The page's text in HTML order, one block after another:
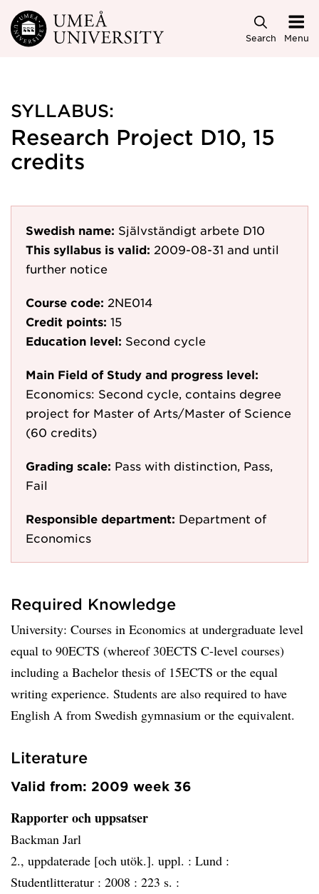
Skip to main content
Search Menu
SYLLABUS:
Research Project D10, 15
credits
Swedish name: Självständigt arbete D10
This syllabus is valid: 2009-08-31 and until
further notice
Course code: 2NE014
Credit points: 15
Education level: Second cycle
Main Field of Study and progress level:
Economics: Second cycle, contains degree
project for Master of Arts/Master of Science
(60 credits)
Grading scale: Pass with distinction, Pass,
Fail
Responsible department: Department of
Economics
Required Knowledge
University: Courses in Economics at undergraduate level
equal to 90ECTS (whereof 30ECTS C-level courses)
including a Bachelor thesis of 15ECTS or the equal
writing experience. Students are also required to have
English A from Swedish gymnasium or the equivalent.
Literature
Valid from: 2009 week 36
Rapporter och uppsatser
Backman Jarl
2., uppdaterade [och utök.]. uppl. : Lund :
Studentlitteratur : 2008 : 223 s. :